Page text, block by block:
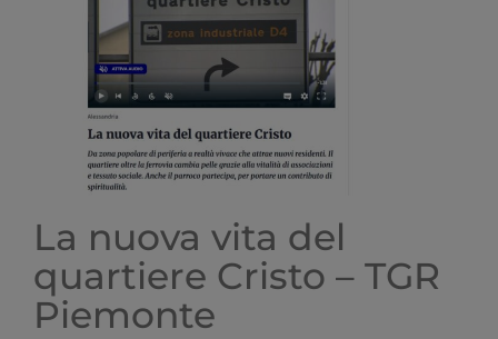
preziosa
per
l’intero
rione”
–
Il
Piccolo
La nuova vita del
quartiere Cristo – TGR
Piemonte